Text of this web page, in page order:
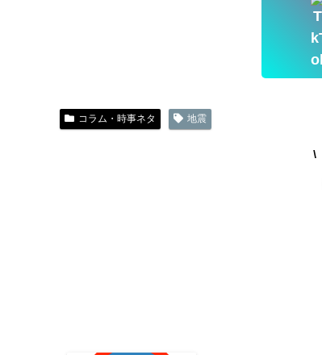
コラム・時事ネタ 地震